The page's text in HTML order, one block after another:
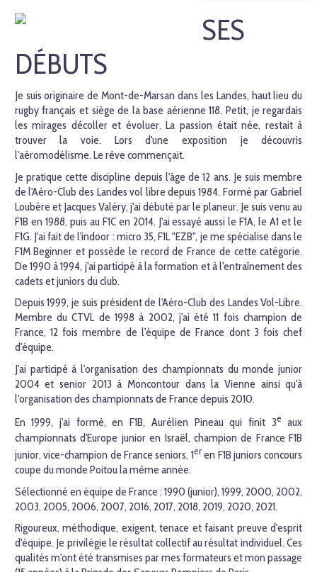
SES
DÉBUTS
Je suis originaire de Mont-de-Marsan dans les Landes, haut lieu du
rugby français et siège de la base aérienne 118. Petit, je regardais
les mirages décoller et évoluer. La passion était née, restait à
trouver la voie. Lors d'une exposition je découvris
l'aéromodélisme. Le rêve commençait.
Je pratique cette discipline depuis l'âge de 12 ans. Je suis membre
de l'Aéro-Club des Landes vol libre depuis 1984. Formé par Gabriel
Loubère et Jacques Valéry, j'ai débuté par le planeur. Je suis venu au
F1B en 1988, puis au F1C en 2014. J'ai essayé aussi le F1A, le A1 et le
F1G. J'ai fait de l'indoor : micro 35, F1L "EZB", je me spécialise dans le
F1M Beginner et possède le record de France de cette catégorie.
De 1990 à 1994, j'ai participé à la formation et à l'entraînement des
cadets et juniors du club.
Depuis 1999, je suis président de l'Aéro-Club des Landes Vol-Libre.
Membre du CTVL de 1998 à 2002, j'ai été 11 fois champion de
France, 12 fois membre de l'équipe de France dont 3 fois chef
d'équipe.
J'ai participé à l'organisation des championnats du monde junior
2004 et senior 2013 à Moncontour dans la Vienne ainsi qu'à
l'organisation des championnats de France depuis 2010.
En 1999, j'ai formé, en F1B, Aurélien Pineau qui finit 3e aux
championnats d'Europe junior en Israël, champion de France F1B
junior, vice-champion de France seniors, 1eren F1B juniors concours
coupe du monde Poitou la même année.
Sélectionné en équipe de France : 1990 (junior), 1999, 2000, 2002,
2003, 2005, 2006, 2007, 2016, 2017, 2018, 2019, 2020, 2021.
Rigoureux, méthodique, exigent, tenace et faisant preuve d'esprit
d'équipe. Je privilégie le résultat collectif au résultat individuel. Ces
qualités m'ont été transmises par mes formateurs et mon passage